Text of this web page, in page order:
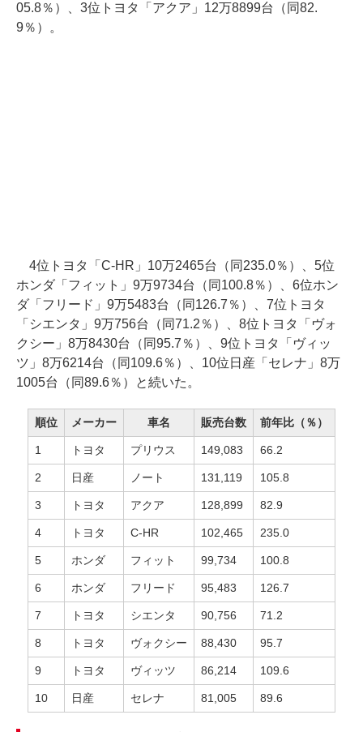
05.8％）、3位トヨタ「アクア」12万8899台（同82.
9％）。
4位トヨタ「C-HR」10万2465台（同235.0％）、5位
ホンダ「フィット」9万9734台（同100.8％）、6位ホン
ダ「フリード」9万5483台（同126.7％）、7位トヨタ
「シエンタ」9万756台（同71.2％）、8位トヨタ「ヴォ
クシー」8万8430台（同95.7％）、9位トヨタ「ヴィッ
ツ」8万6214台（同109.6％）、10位日産「セレナ」8万
1005台（同89.6％）と続いた。
順位 メーカー 車名 販売台数 前年比（％）
1 トヨタ プリウス 149,083 66.2
2 日産 ノート 131,119 105.8
3 トヨタ アクア 128,899 82.9
4 トヨタ C-HR 102,465 235.0
5 ホンダ フィット 99,734 100.8
6 ホンダ フリード 95,483 126.7
7 トヨタ シエンタ 90,756 71.2
8 トヨタ ヴォクシー 88,430 95.7
9 トヨタ ヴィッツ 86,214 109.6
10 日産 セレナ 81,005 89.6